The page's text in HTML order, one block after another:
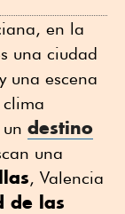
en la
una ciudad
una escena
destino
una
, Valencia
de las